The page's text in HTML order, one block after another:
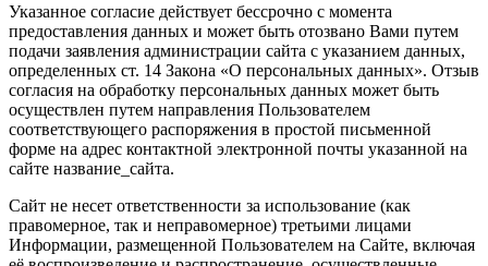
Указанное согласие действует бессрочно с момента
предоставления данных и может быть отозвано Вами путем
подачи заявления администрации сайта с указанием данных,
определенных ст. 14 Закона «О персональных данных». Отзыв
согласия на обработку персональных данных может быть
осуществлен путем направления Пользователем
соответствующего распоряжения в простой письменной
форме на адрес контактной электронной почты указанной на
сайте название_сайта.
Сайт не несет ответственности за использование (как
правомерное, так и неправомерное) третьими лицами
Информации, размещенной Пользователем на Сайте, включая